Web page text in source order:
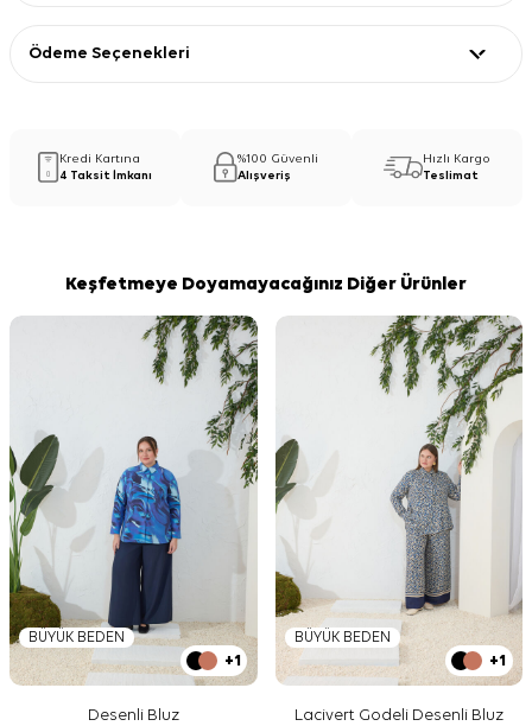
Ödeme Seçenekleri
Kredi Kartına
4 Taksit İmkanı
%100 Güvenli
Alışveriş
Hızlı Kargo
Teslimat
Keşfetmeye Doyamayacağınız Diğer Ürünler
BÜYÜK BEDEN
+1
Desenli Bluz
BÜYÜK BEDEN
+1
Lacivert Godeli Desenli Bluz